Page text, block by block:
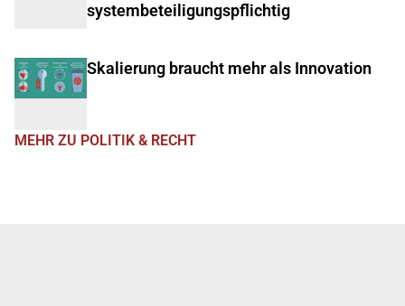
systembeteiligungspflichtig
Skalierung braucht mehr als Innovation
MEHR ZU POLITIK & RECHT